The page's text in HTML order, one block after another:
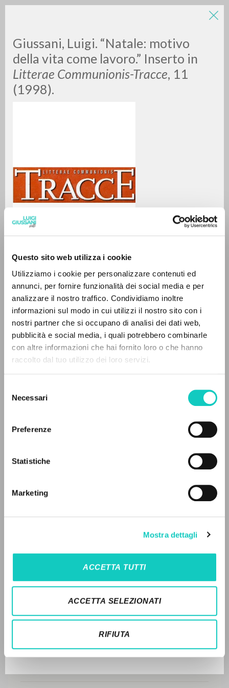
Questo sito web utilizza i cookie
Utilizziamo i cookie per personalizzare contenuti ed
annunci, per fornire funzionalità dei social media e per
analizzare il nostro traffico. Condividiamo inoltre
informazioni sul modo in cui utilizzi il nostro sito con i
nostri partner che si occupano di analisi dei dati web,
pubblicità e social media, i quali potrebbero combinarle
con altre informazioni che hai fornito loro o che hanno
raccolto dal tuo utilizzo dei loro servizi.
delNecessari
Preferenze
Statistiche
Marketing
Mostra dettagli
ACCETTA TUTTI
ACCETTA SELEZIONATI
RIFIUTA
Giussani, Luigi. “Natale: motivo
della vita come lavoro.” Inserto in
Litterae Communionis-Tracce, 11
(1998).
Giussani Luigi Autore
Italiano
Litterae Communionis-Tracce
1998
Pagine: 16
ULTIMO AGGIORNAMENTO
26/03/2020
LEGGI IL FULL TEXT NELL'EDIZIONE
DISPONIBILE
2000 - L'io, il potere, le opere: Contributi da
un'esperienza - Marietti 1820 - Italiano (pp. 60-78)
TRADUZIONI
OPERE COLLEGATE
TRADUZIONI OPERE COLLEGATE
NOMI
0DOCUMENTI TROVATI
IL PROGETTO
testi integrali in 5 lingue e percorsi tematici
Italiano Inglese Spagnolo
NEWSLETTER
eventi e percorsi editoriali.